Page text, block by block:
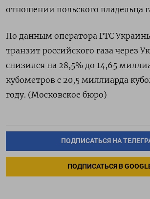
отношении польского владельца
По данным оператора ГТС
транзит российского газа через
снизился на 28,5% до 14,65
кубометров с 20,5 миллиарда
году. (Московское бюро)
ПОДПИСАТЬСЯ НА
ПОДПИСАТЬСЯ В